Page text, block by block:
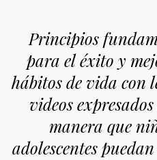
Principios
para el éxito y
hábitos de vida con
videos
manera que
adolescentes